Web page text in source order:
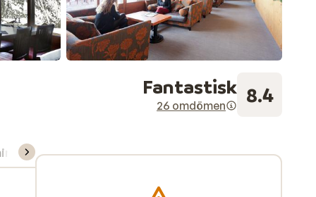
Fantastisk
26 omdömen 8.4
Skidskola